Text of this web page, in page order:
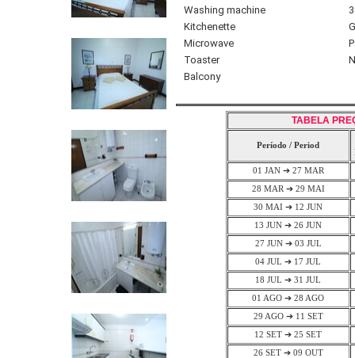
Washing machine
Kitchenette
Microwave
Toaster
Balcony
TABELA
Período / Period
01 JAN ➔ 27 MAR
28 MAR ➔ 29 MAI
30 MAI ➔ 12 JUN
13 JUN ➔ 26 JUN
27 JUN ➔ 03 JUL
04 JUL ➔ 17 JUL
18 JUL ➔ 31 JUL
01 AGO ➔ 28 AGO
29 AGO ➔ 11 SET
12 SET ➔ 25 SET
26 SET ➔ 09 OUT